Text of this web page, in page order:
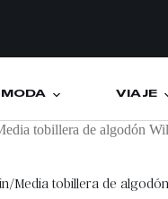
MODA VIAJE
tobillera de algodón
Media tobillera de